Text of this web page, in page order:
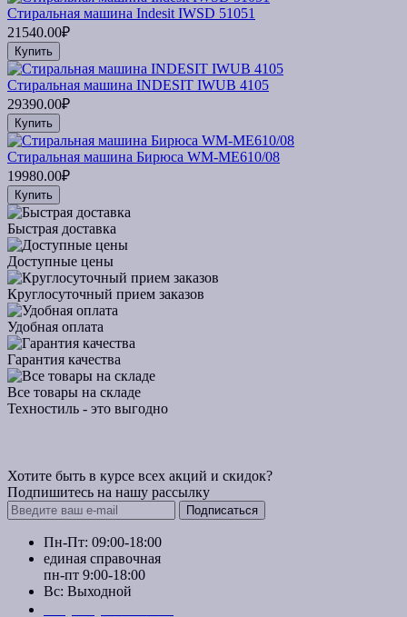
Стиральная машина Indesit IWSD 51051
21540.00₽
Купить
Стиральная машина INDESIT IWUB 4105
29390.00₽
Купить
Стиральная машина Бирюса WM-ME610/08
19980.00₽
Купить
Быстрая доставка
Доступные цены
Круглосуточный прием заказов
Удобная оплата
Гарантия качества
Все товары на складе
Техностиль - это выгодно
Хотите быть в курсе всех акций и скидок?
Подпишитесь на нашу рассылку
Подписаться
Пн-Пт: 09:00-18:00
единая справочная
пн-пт 9:00-18:00
Вс: Выходной